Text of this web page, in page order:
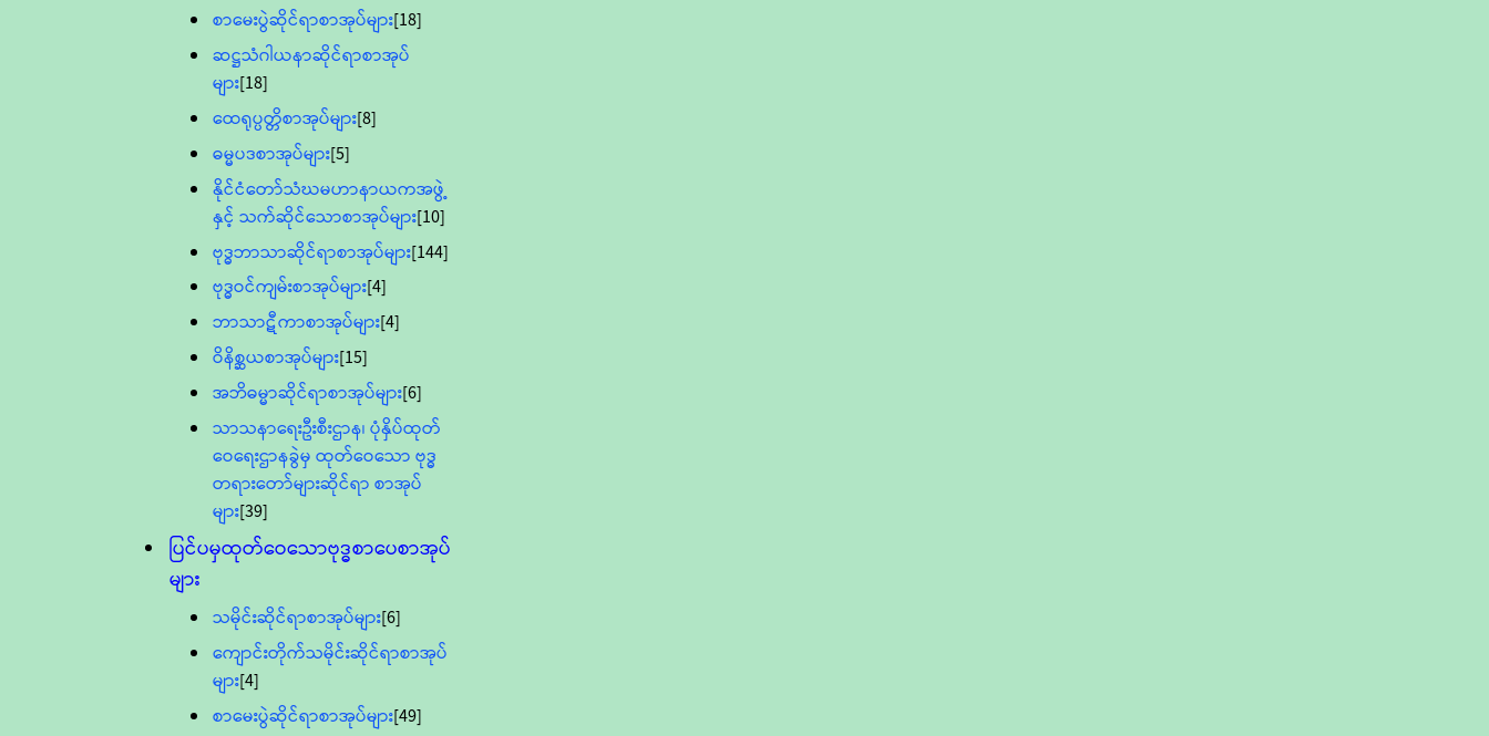
စာမေးပွဲဆိုင်ရာစာအုပ်များ[18]
ဆဋ္ဌသံဂါယနာဆိုင်ရာစာအုပ်
များ[18]
ထေရုပ္ပတ္တိစာအုပ်များ[8]
ဓမ္မပဒစာအုပ်များ[5]
နိုင်ငံတော်သံဃမဟာနာယကအဖွဲ့
နှင့် သက်ဆိုင်သောစာအုပ်များ[10]
ဗုဒ္ဓဘာသာဆိုင်ရာစာအုပ်များ[144]
ဗုဒ္ဓဝင်ကျမ်းစာအုပ်များ[4]
ဘာသာဋီကာစာအုပ်များ[4]
ဝိနိစ္ဆယစာအုပ်များ[15]
အဘိဓမ္မာဆိုင်ရာစာအုပ်များ[6]
သာသနာရေးဦးစီးဌာန၊ ပုံနှိပ်ထုတ်
ဝေရေးဌာနခွဲမှ ထုတ်ဝေသော ဗုဒ္ဓ
တရားတော်များဆိုင်ရာ စာအုပ်
များ[39]
ပြင်ပမှထုတ်ဝေသောဗုဒ္ဓစာပေစာအုပ်
များ
သမိုင်းဆိုင်ရာစာအုပ်များ[6]
ကျောင်းတိုက်သမိုင်းဆိုင်ရာစာအုပ်
များ[4]
စာမေးပွဲဆိုင်ရာစာအုပ်များ[49]